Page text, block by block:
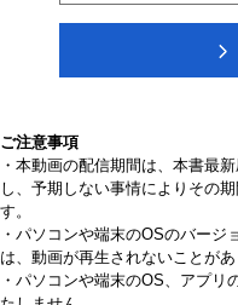
ご注意事項
・本動画の配信期間は、本書最
し、予期しない事情によりその
す。
・パソコンや端末のOSのバージ
は、動画が再生されないことがあ
・パソコンや端末のOS、アプ